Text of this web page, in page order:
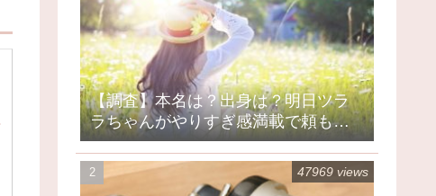
【調査】本名は？出身は？明日ツラ
ラちゃんがやりすぎ感満載で頼もし
い
47969 views